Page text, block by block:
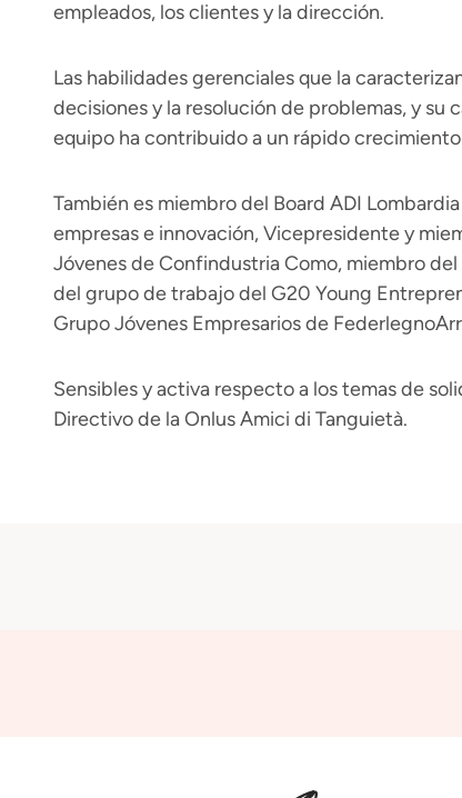
empleados, los clientes y la dirección.
Las habilidades gerenciales que la
decisiones y la resolución de problemas, y su
equipo ha contribuido a un rápido
También es miembro del Board ADI
empresas e innovación, Vicepresidente y
Jóvenes de Confindustria Como, miembro
del grupo de trabajo del G20 Young
Grupo Jóvenes Empresarios de
Sensibles y activa respecto a los temas de
Directivo de la Onlus Amici di Tanguietà.